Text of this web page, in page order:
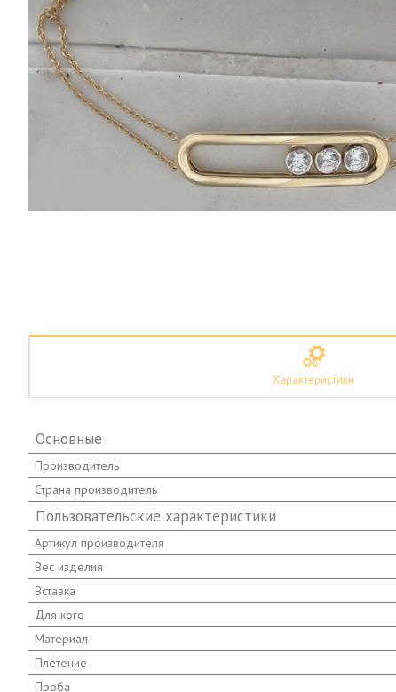
Характеристики
Основные
Производитель
Страна производитель
Пользовательские характеристики
Артикул производителя
Вес изделия
Вставка
Для кого
Материал
Плетение
Проба